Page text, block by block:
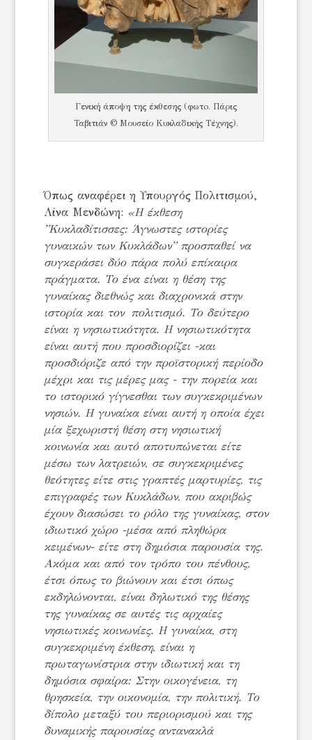
Γενική άποψη της έκθεσης (φωτo. Πάρις
Ταβιτιάν © Μουσείο Κυκλαδικής Τέχνης).
Όπως αναφέρει η Υπουργός Πολιτισμού,
Λίνα Μενδώνη: «Η έκθεση
”Κυκλαδίτισσες: Άγνωστες ιστορίες
γυναικών των Κυκλάδων” προσπαθεί να
συγκεράσει δύο πάρα πολύ επίκαιρα
πράγματα. Το ένα είναι η θέση της
γυναίκας διεθνώς και διαχρονικά στην
ιστορία και τον πολιτισμό. Το δεύτερο
είναι η νησιωτικότητα. Η νησιωτικότητα
είναι αυτή που προσδιορίζει -και
προσδιόριζε από την προϊστορική περίοδο
μέχρι και τις μέρες μας - την πορεία και
το ιστορικό γίγνεσθαι των συγκεκριμένων
νησιών. Η γυναίκα είναι αυτή η οποία έχει
μία ξεχωριστή θέση στη νησιωτική
κοινωνία και αυτό αποτυπώνεται είτε
μέσω των λατρειών, σε συγκεκριμένες
θεότητες είτε στις γραπτές μαρτυρίες, τις
επιγραφές των Κυκλάδων, που ακριβώς
έχουν διασώσει το ρόλο της γυναίκας, στον
ιδιωτικό χώρο -μέσα από πληθώρα
κειμένων- είτε στη δημόσια παρουσία της.
Ακόμα και από τον τρόπο του πένθους,
έτσι όπως το βιώνουν και έτσι όπως
εκδηλώνονται, είναι δηλωτικό της θέσης
της γυναίκας σε αυτές τις αρχαίες
νησιωτικές κοινωνίες. Η γυναίκα, στη
συγκεκριμένη έκθεση, είναι η
πρωταγωνίστρια στην ιδιωτική και τη
δημόσια σφαίρα: Στην οικογένεια, τη
θρησκεία, την οικονομία, την πολιτική. Το
δίπολο μεταξύ του περιορισμού και της
δυναμικής παρουσίας αντανακλά